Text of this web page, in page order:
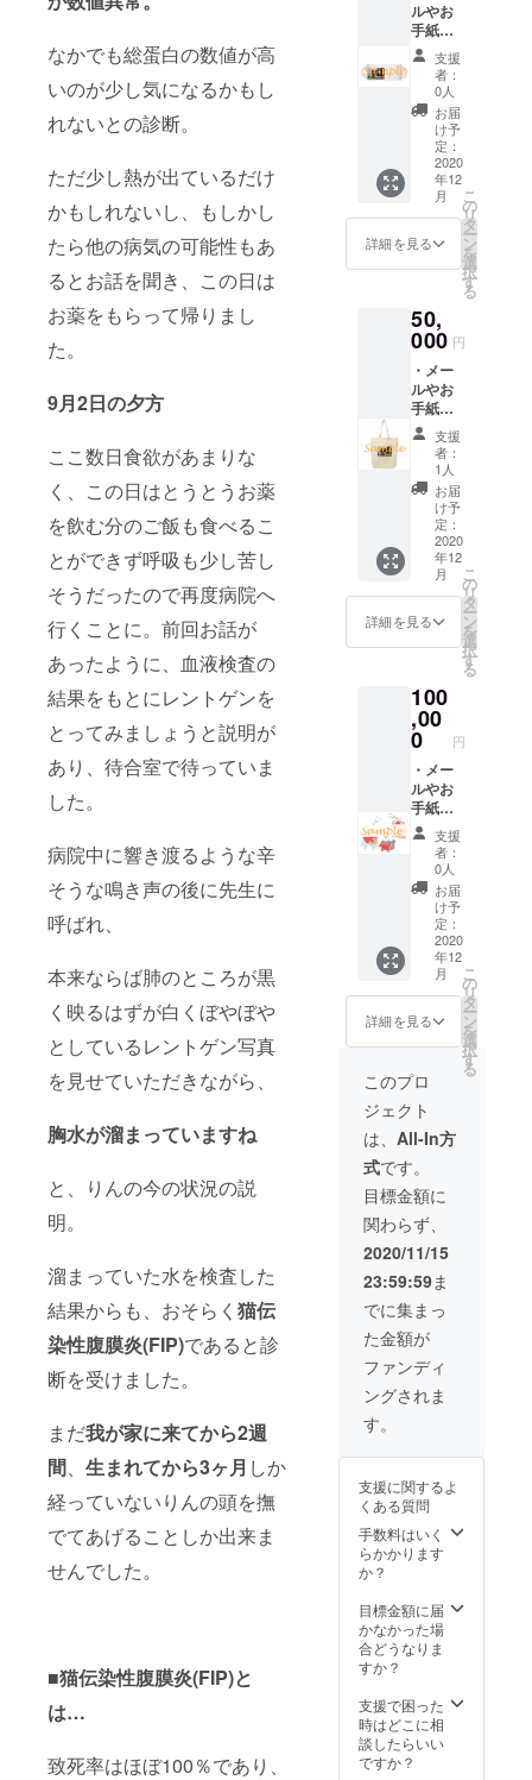
なかでも総蛋白の数値が高
いのが少し気になるかもし
れないとの診断。
ただ少し熱が出ているだけ
かもしれないし、もしかし
たら他の病気の可能性もあ
るとお話を聞き、この日は
お薬をもらって帰りまし
た。
9月2日の夕方
ここ数日食欲があまりな
く、この日はとうとうお薬
を飲む分のご飯も食べるこ
とができず呼吸も少し苦し
そうだったので再度病院へ
行くことに。前回お話が
あったように、血液検査の
結果をもとにレントゲンを
とってみましょうと説明が
あり、待合室で待っていま
した。
病院中に響き渡るような辛
そうな鳴き声の後に先生に
呼ばれ、
本来ならば肺のところが黒
く映るはずが白くぼやぼや
としているレントゲン写真
を見せていただきながら、
胸水が溜まっていますね
と、りんの今の状況の説
明。
溜まっていた水を検査した
結果からも、おそらく 猫伝
染性腹膜炎(FIP)であると診
断を受けました。
まだ我が家に来てから2週
間、 生まれてから3ヶ月 しか
経っていないりんの頭を撫
でてあげることしか出来ま
せんでした。
■猫伝染性腹膜炎(FIP)と
は…
致死率はほぼ100％であり、
を贈り
ます。
※オリジ
ナルデ
ザイン
につき
まし
て、詳
細は後
日定期
報告に
て追記
致しま
はイ
メージ
になり
ます。
ルやお
手紙に
てお礼
文と、
元気に
なった
りんの
写真3枚
・りん
の写真
orイラ
ストの
ステッ
カー3種
・りん
orイラ
ストの
マグ
カップ
を贈り
ます。
※オリジ
ナルデ
ザイン
につき
まし
て、詳
細は後
日定期
報告に
て追記
致しま
はイ
メージ
になり
ます。
支援
者：
0人
お届
け予
定：
2020
年12
月
詳細を見る
こ
の
リ
タ
ー
ン
を
選
択
す
る
50,
000 円
・メー
ルやお
手紙に
てお礼
文と、
元気に
なった
りんの
写真3枚
・りん
の写真
orイラ
ストの
ステッ
カー3種
・りん
orイラ
ストの
トート
バッグ
・りん
の写真
orイラ
ストの
マグ
カップ
を贈り
ます。
※オリジ
ナルデ
ザイン
につき
まし
て、詳
細は後
日定期
報告に
て追記
致しま
す。 ※
サンプ
ル画像
はイ
メージ
になり
ます。
支援
者：
1人
お届
け予
定：
2020
年12
月
詳細を見る
こ
の
リ
タ
ー
ン
を
選
択
す
る
100
,00
0 円
・メー
ルやお
手紙に
てお礼
文と、
元気に
なった
りんの
写真3枚
・りん
の写真
orイラ
ストの
ステッ
カー3種
・りん
の写真
orイラ
ストの
トート
バッグ
・りん
の写真
orイラ
ストの
マグ
カップ
・りん
のイラ
ストの
アクリ
ルキー
ホル
ダー を
オリジ
ザイン
につき
まし
て、詳
細は後
報告に
て追記
致しま
す。 ※
ル画像
はイ
メージ
になり
支援
者：
0人
お届
け予
定：
2020
年12
月
詳細を見る
こ
の
リ
タ
ー
ン
を
選
択
す
る
このプロ
ジェクト
は、 All-In方
式です。
目標金額に
関わらず、
2020/11/15
23:59:59ま
でに集まっ
た金額が
ファンディ
ングされま
す。
支援に関するよ
くある質問
手数料はいく
らかかります
か？
目標金額に届
かなかった場
合どうなりま
すか？
支援で困った
時はどこに相
談したらいい
ですか？